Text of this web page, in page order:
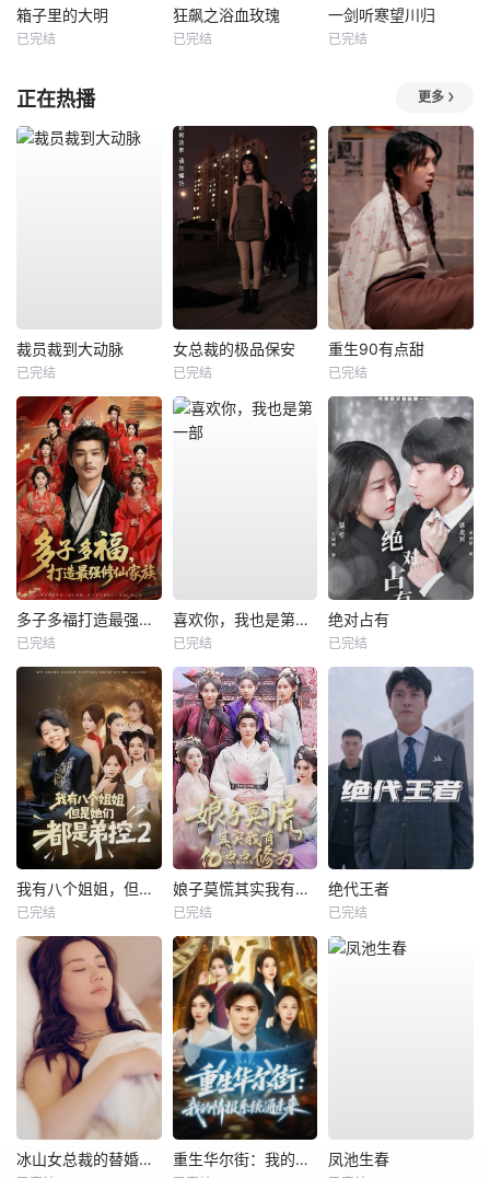
箱子里的大明
已完结
狂飙之浴血玫瑰
已完结
一剑听寒望川归
已完结
正在热播 更多
裁员裁到大动脉
已完结
女总裁的极品保安
已完结
重生90有点甜
已完结
多子多福打造最强修仙家族
已完结
喜欢你，我也是第一部
已完结
绝对占有
已完结
我有八个姐姐，但是他们都是弟控2
已完结
娘子莫慌其实我有亿点点修为
已完结
绝代王者
已完结
冰山女总裁的替婚兵王 重生华尔街：我的情报系统通未来 凤池生春